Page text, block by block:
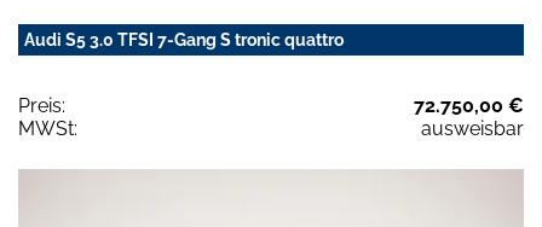
Audi S5 3.0 TFSI 7-Gang S tronic quattro
Preis:
72.750,00 €
MWSt:
ausweisbar